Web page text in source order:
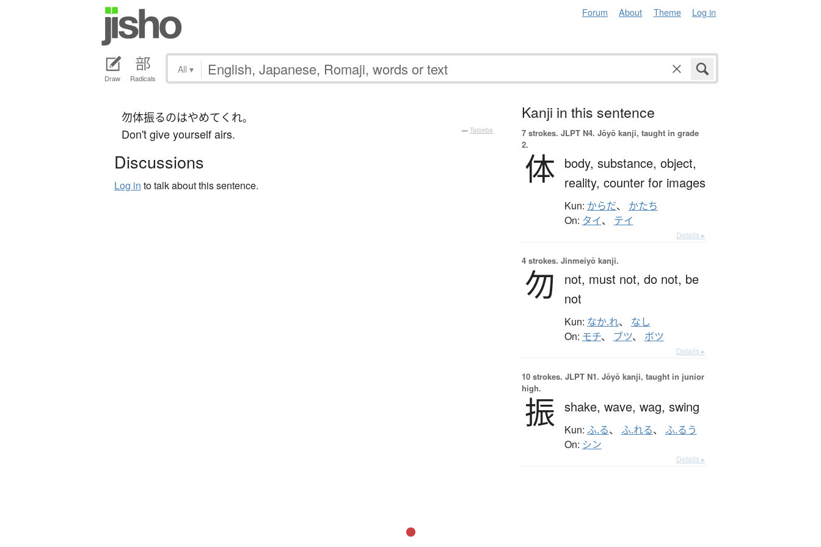
Forum About Theme Log in
Draw Radicals
All ▾
勿体振るのはやめて くれ。
Don't give yourself airs. — Tatoeba
Discussions
Log in to talk about this sentence.
Kanji in this sentence
7 strokes. JLPT N4. Jōyō kanji, taught in grade
2.
体 body, substance, object,
reality, counter for images
Kun: からだ、 かたち
On: タイ、 テイ
Details ▸
4 strokes. Jinmeiyō kanji.
勿 not, must not, do not, be
not
Kun: なか.れ、 なし
On: モチ、 ブツ、 ボツ
Details ▸
10 strokes. JLPT N1. Jōyō kanji, taught in junior
high.
振 shake, wave, wag, swing
Kun: ふ.る、 ふ.れる、 ふ.るう
On: シン
Details ▸